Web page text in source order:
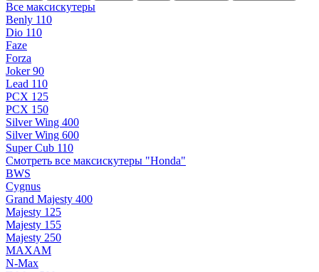
Все максискутеры
Benly 110
Dio 110
Faze
Forza
Joker 90
Lead 110
PCX 125
PCX 150
Silver Wing 400
Silver Wing 600
Super Cub 110
Смотреть все максискутеры "Honda"
BWS
Cygnus
Grand Majesty 400
Majesty 125
Majesty 155
Majesty 250
MAXAM
N-Max